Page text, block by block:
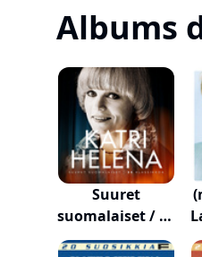
Albums
Suuret
suomalaiset / 80
klass...